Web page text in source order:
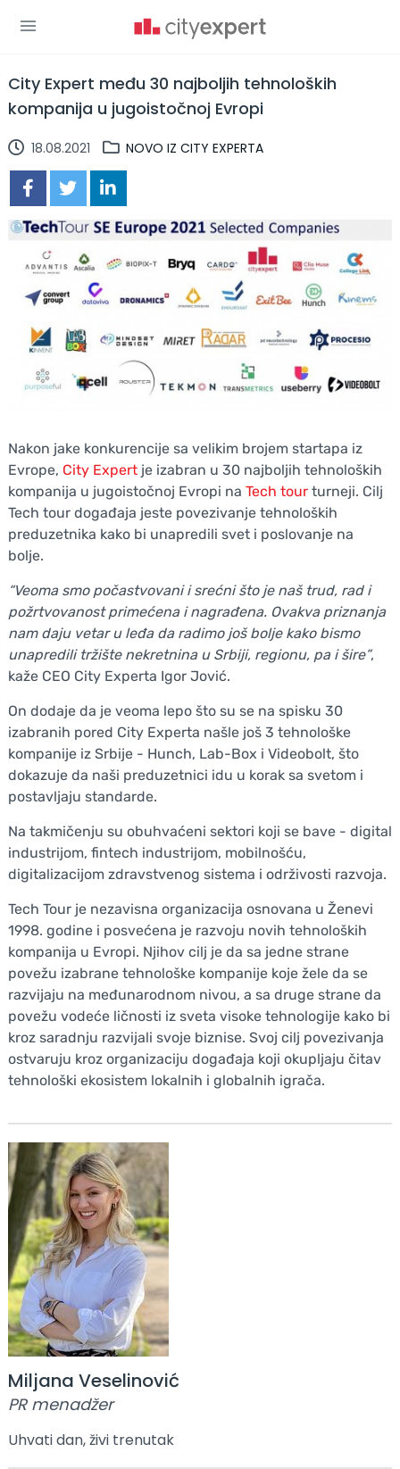
City Expert među 30 najboljih tehnoloških
kompanija u jugoistočnoj Evropi
18.08.2021 NOVO IZ CITY EXPERTA
Nakon jake konkurencije sa velikim brojem startapa iz
Evrope, City Expertje izabran u 30 najboljih tehnoloških
kompanija u jugoistočnoj Evropi na Tech tourturneji. Cilj
Tech tour događaja jeste povezivanje tehnoloških
preduzetnika kako bi unapredili svet i poslovanje na
bolje.
“Veoma smo počastvovani i srećni što je naš trud, rad i
požrtvovanost primećena i nagrađena. Ovakva priznanja
nam daju vetar u leđa da radimo još bolje kako bismo
unapredili tržište nekretnina u Srbiji, regionu, pa i šire”,
kaže CEO City Experta Igor Jović.
On dodaje da je veoma lepo što su se na spisku 30
izabranih pored City Experta našle još 3 tehnološke
kompanije iz Srbije - Hunch, Lab-Box i Videobolt, što
dokazuje da naši preduzetnici idu u korak sa svetom i
postavljaju standarde.
Na takmičenju su obuhvaćeni sektori koji se bave - digital
industrijom, fintech industrijom, mobilnošću,
digitalizacijom zdravstvenog sistema i održivosti razvoja.
Tech Tour je nezavisna organizacija osnovana u Ženevi
1998. godine i posvećena je razvoju novih tehnoloških
kompanija u Evropi. Njihov cilj je da sa jedne strane
povežu izabrane tehnološke kompanije koje žele da se
razvijaju na međunarodnom nivou, a sa druge strane da
povežu vodeće ličnosti iz sveta visoke tehnologije kako bi
kroz saradnju razvijali svoje biznise. Svoj cilj povezivanja
ostvaruju kroz organizaciju događaja koji okupljaju čitav
tehnološki ekosistem lokalnih i globalnih igrača.
Miljana Veselinović
PR menadžer
Uhvati dan, živi trenutak